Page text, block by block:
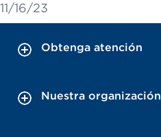
11/16/23
Obtenga atención
Nuestra organización